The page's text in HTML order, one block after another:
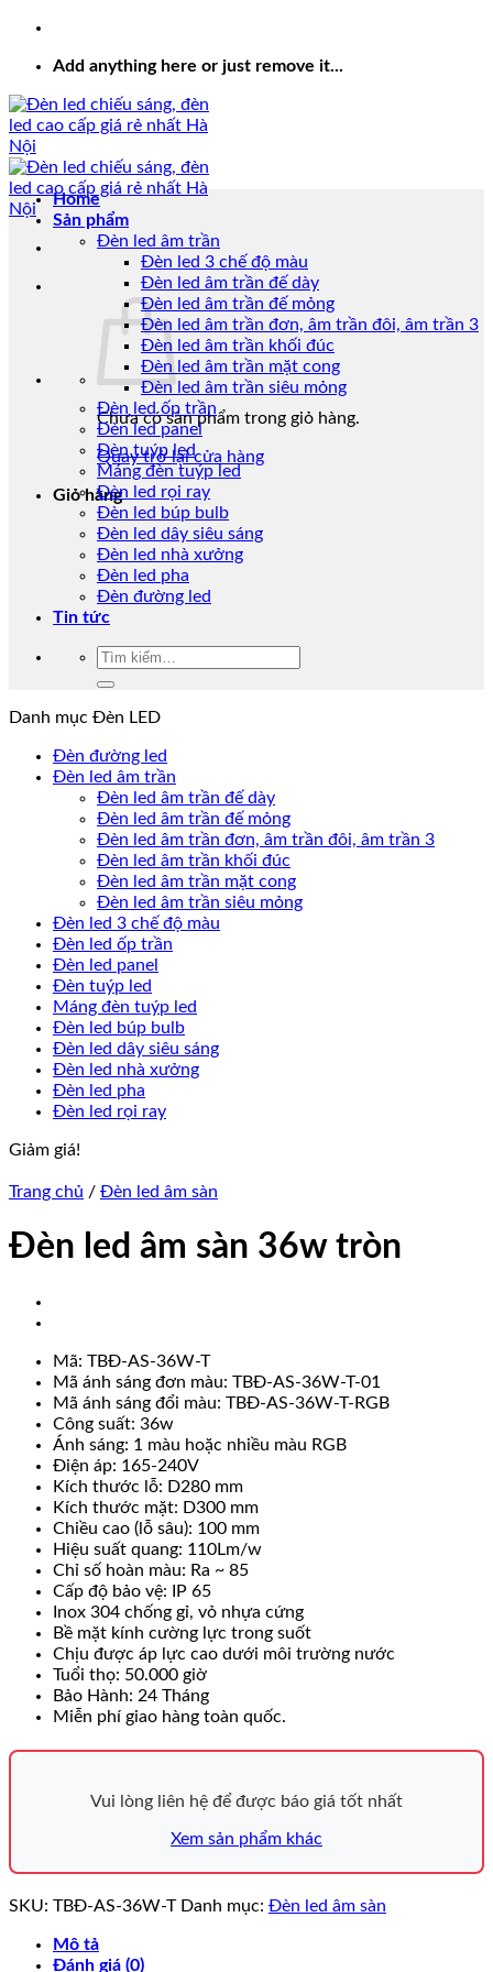
Add anything here or just remove it...
Chưa có sản phẩm trong giỏ hàng.
Quay trở lại cửa hàng
Giỏ hàng
Home
Sản phẩm
Đèn led âm trần
Đèn led 3 chế độ màu
Đèn led âm trần đế dày
Đèn led âm trần đế mỏng
Đèn led âm trần đơn, âm trần đôi, âm trần 3
Đèn led âm trần khối đúc
Đèn led âm trần mặt cong
Đèn led âm trần siêu mỏng
Đèn led ốp trần
Đèn led panel
Đèn tuýp led
Máng đèn tuýp led
Đèn led rọi ray
Đèn led búp bulb
Đèn led dây siêu sáng
Đèn led nhà xưởng
Đèn led pha
Đèn đường led
Tin tức
Tìm
Danh mục Đèn LED
Đèn đường led
Đèn led âm trần
Đèn led âm trần đế dày
Đèn led âm trần đế mỏng
Đèn led âm trần đơn, âm trần đôi, âm trần 3
Đèn led âm trần khối đúc
Đèn led âm trần mặt cong
Đèn led âm trần siêu mỏng
Đèn led 3 chế độ màu
Đèn led ốp trần
Đèn led panel
Đèn tuýp led
Máng đèn tuýp led
Đèn led búp bulb
Đèn led dây siêu sáng
Đèn led nhà xưởng
Đèn led pha
Đèn led rọi ray
Giảm giá!
Trang chủ / Đèn led âm sàn
Đèn led âm sàn 36w tròn
Mã: TBĐ-AS-36W-T
Mã ánh sáng đơn màu: TBĐ-AS-36W-T-01
Mã ánh sáng đổi màu: TBĐ-AS-36W-T-RGB
Công suất: 36w
Ánh sáng: 1 màu hoặc nhiều màu RGB
Điện áp: 165-240V
Kích thước lỗ: D280 mm
Kích thước mặt: D300 mm
Chiều cao (lỗ sâu): 100 mm
Hiệu suất quang: 110Lm/w
Chỉ số hoàn màu: Ra ~ 85
Cấp độ bảo vệ: IP 65
Inox 304 chống gỉ, vỏ nhựa cứng
Bề mặt kính cường lực trong suốt
Chịu được áp lực cao dưới môi trường nước
Tuổi thọ: 50.000 giờ
Bảo Hành: 24 Tháng
Miễn phí giao hàng toàn quốc.
Vui lòng liên hệ để được báo giá tốt nhất
Xem sản phẩm khác
SKU: TBĐ-AS-36W-T Danh mục: Đèn led âm sàn
Mô tả
Đánh giá (0)